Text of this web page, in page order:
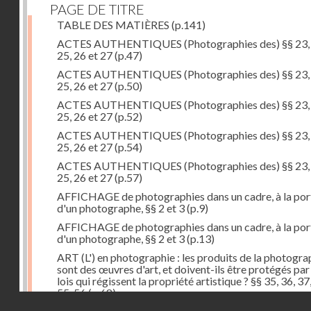
PAGE DE TITRE
TABLE DES MATIÈRES (p.141)
ACTES AUTHENTIQUES (Photographies des) §§
25, 26 et 27(p.47)
ACTES AUTHENTIQUES (Photographies des) §§
25, 26 et 27(p.50)
ACTES AUTHENTIQUES (Photographies des) §§
25, 26 et 27(p.52)
ACTES AUTHENTIQUES (Photographies des) §§
25, 26 et 27(p.54)
ACTES AUTHENTIQUES (Photographies des) §§
25, 26 et 27(p.57)
AFFICHAGE de photographies dans un cadre, à la
d'un photographe, §§ 2 et 3(p.9)
AFFICHAGE de photographies dans un cadre, à la
d'un photographe, §§ 2 et 3(p.13)
ART (L') en photographie : les produits de la
sont des œuvres d'art, et doivent-ils être protégés par
lois qui régissent la propriété artistique ? §§ 35, 36,
55, 56(p.68)